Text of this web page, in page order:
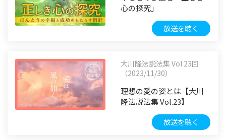
心の探究」
放送を聴く
大川隆法説法集 Vol.23回
（2023/11/30）
理想の愛の姿とは【大川
隆法説法集 Vol.23】
放送を聴く